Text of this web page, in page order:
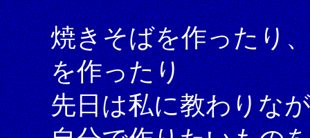
焼きそばを作ったり
を作ったり
先日は私に教わりな